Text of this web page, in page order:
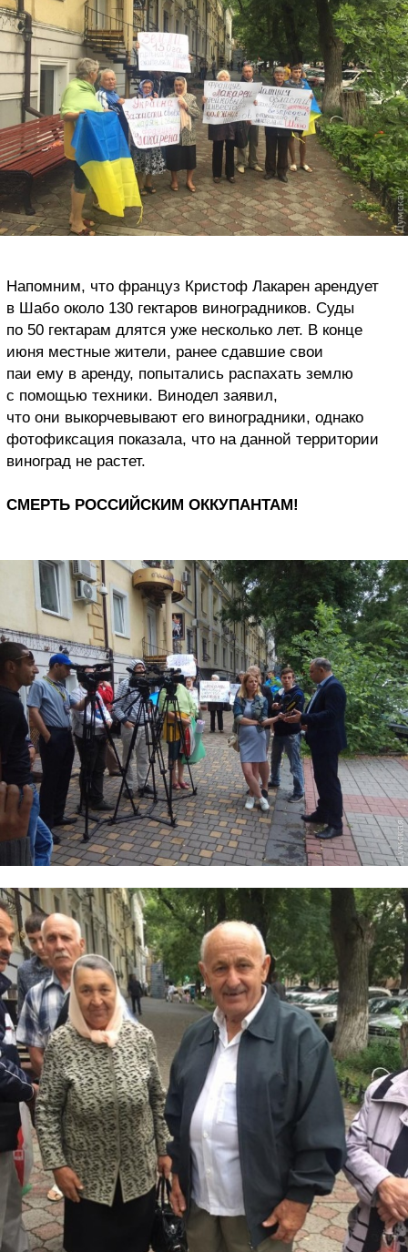
Напомним, что француз Кристоф Лакарен арендует
в Шабо около 130 гектаров виноградников. Суды
по 50 гектарам длятся уже несколько лет. В конце
июня местные жители, ранее сдавшие свои
паи ему в аренду, попытались распахать землю
с помощью техники. Винодел заявил,
что они выкорчевывают его виноградники, однако
фотофиксация показала, что на данной территории
виноград не растет.
СМЕРТЬ РОССИЙСКИМ ОККУПАНТАМ!